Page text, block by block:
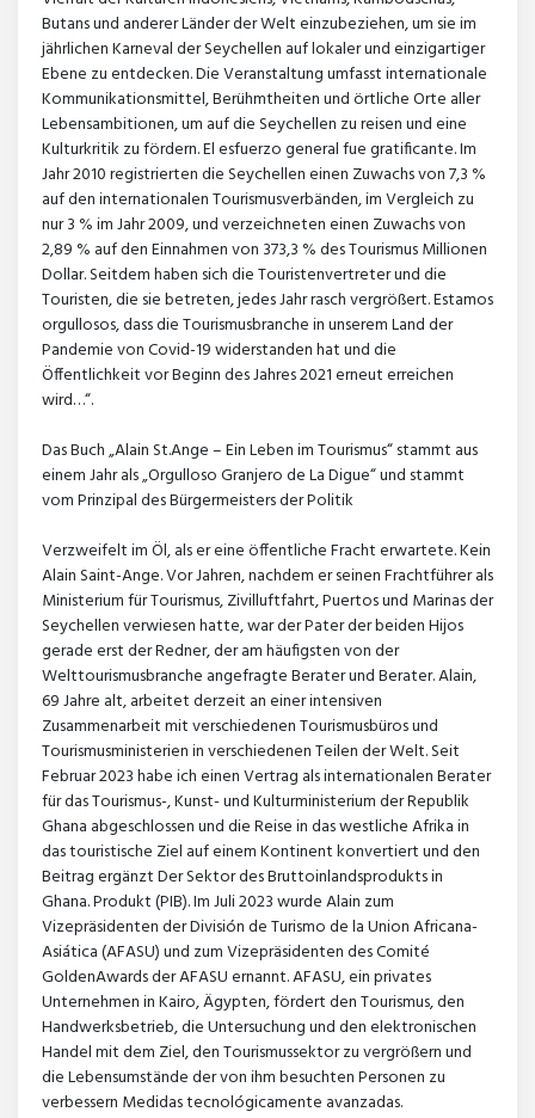
Butans und anderer Länder der Welt einzubeziehen, um sie im
jährlichen Karneval der Seychellen auf lokaler und einzigartiger
Ebene zu entdecken. Die Veranstaltung umfasst internationale
Kommunikationsmittel, Berühmtheiten und örtliche Orte aller
Lebensambitionen, um auf die Seychellen zu reisen und eine
Kulturkritik zu fördern. El esfuerzo general fue gratificante. Im
Jahr 2010 registrierten die Seychellen einen Zuwachs von 7,3 %
auf den internationalen Tourismusverbänden, im Vergleich zu
nur 3 % im Jahr 2009, und verzeichneten einen Zuwachs von
2,89 % auf den Einnahmen von 373,3 % des Tourismus Millionen
Dollar. Seitdem haben sich die Touristenvertreter und die
Touristen, die sie betreten, jedes Jahr rasch vergrößert. Estamos
orgullosos, dass die Tourismusbranche in unserem Land der
Pandemie von Covid-19 widerstanden hat und die
Öffentlichkeit vor Beginn des Jahres 2021 erneut erreichen
wird…“.
Das Buch „Alain St.Ange – Ein Leben im Tourismus“ stammt aus
einem Jahr als „Orgulloso Granjero de La Digue“ und stammt
vom Prinzipal des Bürgermeisters der Politik
Verzweifelt im Öl, als er eine öffentliche Fracht erwartete. Kein
Alain Saint-Ange. Vor Jahren, nachdem er seinen Frachtführer als
Ministerium für Tourismus, Zivilluftfahrt, Puertos und Marinas der
Seychellen verwiesen hatte, war der Pater der beiden Hijos
gerade erst der Redner, der am häufigsten von der
Welttourismusbranche angefragte Berater und Berater. Alain,
69 Jahre alt, arbeitet derzeit an einer intensiven
Zusammenarbeit mit verschiedenen Tourismusbüros und
Tourismusministerien in verschiedenen Teilen der Welt. Seit
Februar 2023 habe ich einen Vertrag als internationalen Berater
für das Tourismus-, Kunst- und Kulturministerium der Republik
Ghana abgeschlossen und die Reise in das westliche Afrika in
das touristische Ziel auf einem Kontinent konvertiert und den
Beitrag ergänzt Der Sektor des Bruttoinlandsprodukts in
Ghana. Produkt (PIB). Im Juli 2023 wurde Alain zum
Vizepräsidenten der División de Turismo de la Union Africana-
Asiática (AFASU) und zum Vizepräsidenten des Comité
GoldenAwards der AFASU ernannt. AFASU, ein privates
Unternehmen in Kairo, Ägypten, fördert den Tourismus, den
Handwerksbetrieb, die Untersuchung und den elektronischen
Handel mit dem Ziel, den Tourismussektor zu vergrößern und
die Lebensumstände der von ihm besuchten Personen zu
verbessern Medidas tecnológicamente avanzadas.